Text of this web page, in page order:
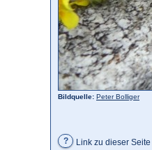
Bildquelle: Peter Bolliger
? Link zu dieser Seite